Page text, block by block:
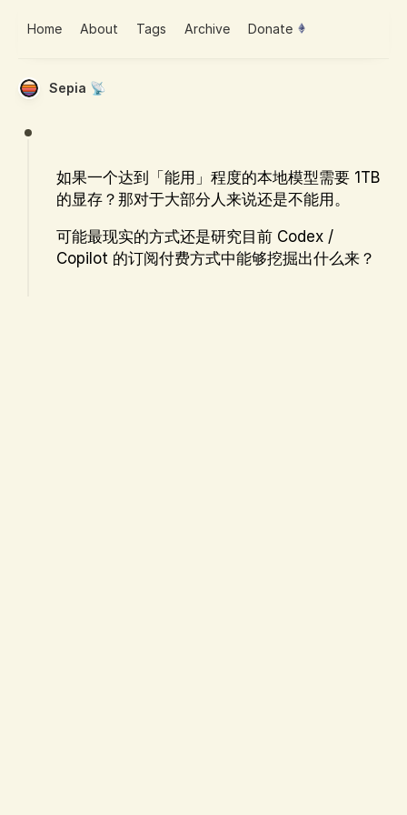
Sepia 📡
如果一个达到「能用」程度的本地模型需要 1TB
的显存？那对于大部分人来说还是不能用。
可能最现实的方式还是研究目前 Codex /
Copilot 的订阅付费方式中能够挖掘出什么来？
Home About Tags Archive Donate